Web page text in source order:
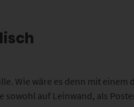
Wie wäre es denn mit einem
auf Leinwand, als